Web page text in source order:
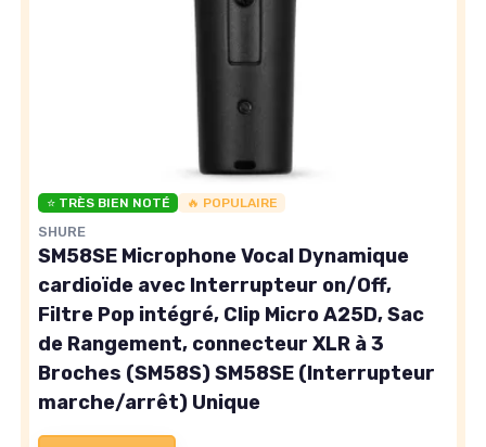
⭐ TRÈS BIEN NOTÉ 🔥 POPULAIRE
SHURE
SM58SE Microphone Vocal Dynamique
cardioïde avec Interrupteur on/Off,
Filtre Pop intégré, Clip Micro A25D, Sac
de Rangement, connecteur XLR à 3
Broches (SM58S) SM58SE (Interrupteur
marche/arrêt) Unique